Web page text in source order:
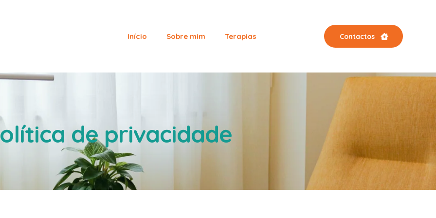
Início Sobre mim Terapias Contactos
de privacidade